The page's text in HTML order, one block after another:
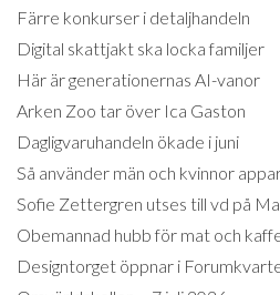
Färre konkurser i detaljhandeln
Digital skattjakt ska locka familjer
Här är generationernas AI-vanor
Arken Zoo tar över Ica Gaston
Dagligvaruhandeln ökade i juni
Så använder män och kvinnor
Sofie Zettergren utses till vd på
Obemannad hubb för mat och
Designtorget öppnar i